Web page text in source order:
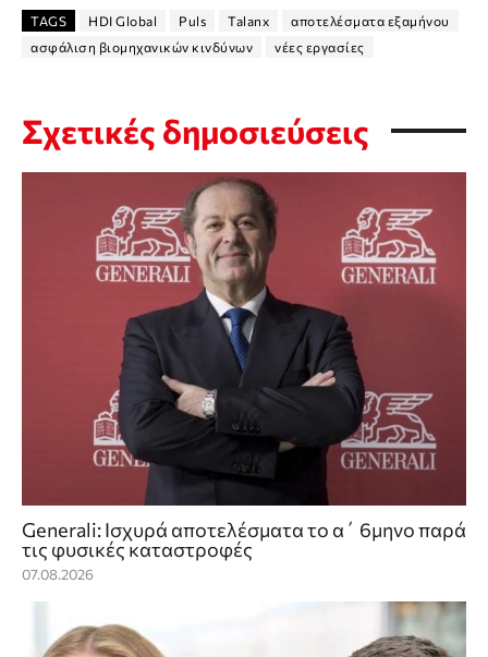
TAGS HDI Global Puls Talanx
αποτελέσματα εξαμήνου
ασφάλιση βιομηχανικών κινδύνων
νέες εργασίες
Σχετικές δημοσιεύσεις
Generali: Ισχυρά αποτελέσματα το α΄ 6μηνο παρά
τις φυσικές καταστροφές
07.08.2026